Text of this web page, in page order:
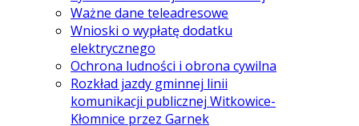
Ważne dane teleadresowe
Wnioski o wypłatę dodatku
elektrycznego
Ochrona ludności i obrona cywilna
Rozkład jazdy gminnej linii
komunikacji publicznej Witkowice-
Kłomnice przez Garnek